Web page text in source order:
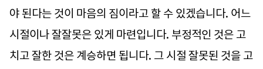
야 된다는 것이 마음의 짐이라고 할 수 있겠습니다. 어느
시절이나 잘잘못은 있게 마련입니다. 부정적인 것은 고
치고 잘한 것은 계승하면 됩니다. 그 시절 잘못된 것을 고